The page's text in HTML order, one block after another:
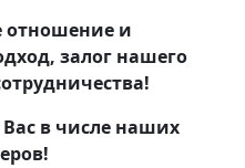
отношение и
залог нашего
в числе наших